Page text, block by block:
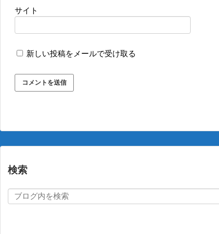
サイト
新しい投稿をメールで受け取る
検索